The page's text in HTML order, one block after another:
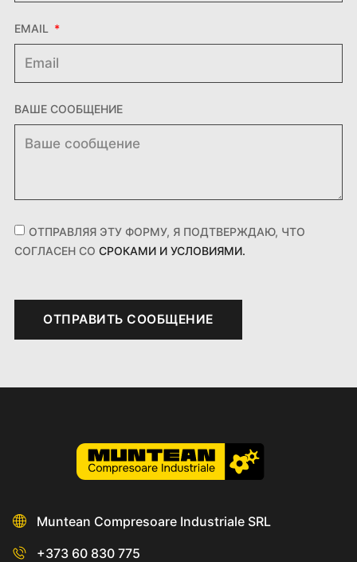
EMAIL
ВАШЕ СООБЩЕНИЕ
ОТПРАВЛЯЯ ЭТУ ФОРМУ, Я ПОДТВЕРЖДАЮ, ЧТО
СОГЛАСЕН СО СРОКАМИ И УСЛОВИЯМИ.
ОТПРАВИТЬ СООБЩЕНИЕ
Muntean Compresoare Industriale SRL
+373 60 830 775